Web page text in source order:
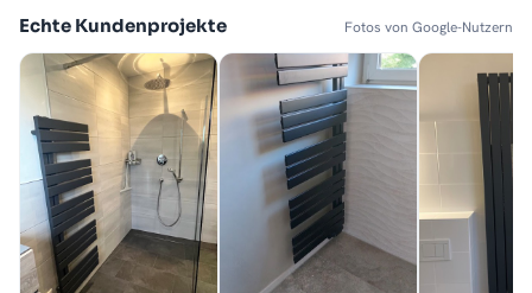
Echte Kundenprojekte Fotos von Google-Nutzern